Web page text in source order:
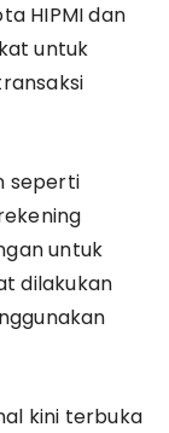
HIPMI dan
untuk
seperti
untuk
dilakukan
kini terbuka